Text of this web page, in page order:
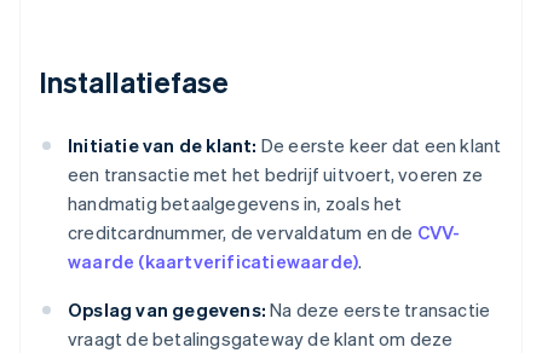
Installatiefase
Initiatie van de klant: De eerste keer dat een klant
een transactie met het bedrijf uitvoert, voeren ze
handmatig betaalgegevens in, zoals het
creditcardnummer, de vervaldatum en de CVV-
waarde (kaartverificatiewaarde).
Opslag van gegevens: Na deze eerste transactie
vraagt de betalingsgateway de klant om deze